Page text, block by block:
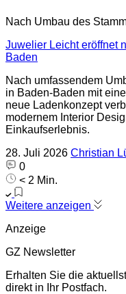
Nach Umbau des
Juwelier Leicht eröffnet
Baden
Nach umfassendem
in Baden-Baden mit
neue Ladenkonzept
modernem Interior
Einkaufserlebnis.
28. Juli 2026 Christian
0
< 2 Min.
Weitere anzeigen
Anzeige
GZ Newsletter
Erhalten Sie die
direkt in Ihr Postfach.